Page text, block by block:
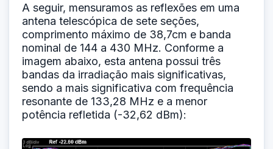
A seguir, mensuramos as reflexões em uma
antena telescópica de sete seções,
comprimento máximo de 38,7cm e banda
nominal de 144 a 430 MHz. Conforme a
imagem abaixo, esta antena possui três
bandas da irradiação mais significativas,
sendo a mais significativa com frequência
resonante de 133,28 MHz e a menor
potência refletida (-32,62 dBm):